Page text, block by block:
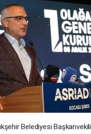
Belediyesi Başkanvekili